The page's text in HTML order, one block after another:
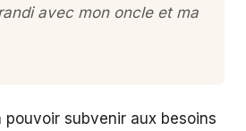
avec mon oncle et ma
pouvoir subvenir aux besoins